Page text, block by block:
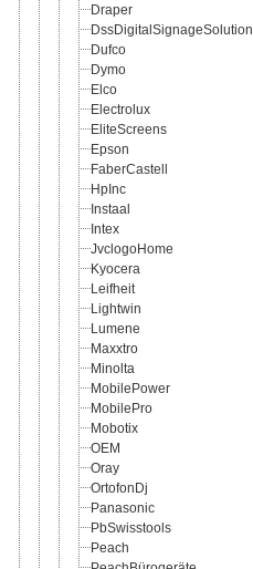
Draper
DssDigitalSignageSolution
Dufco
Dymo
Elco
Electrolux
EliteScreens
Epson
FaberCastell
HpInc
Instaal
Intex
JvclogoHome
Kyocera
Leifheit
Lightwin
Lumene
Maxxtro
Minolta
MobilePower
MobilePro
Mobotix
OEM
Oray
OrtofonDj
Panasonic
PbSwisstools
Peach